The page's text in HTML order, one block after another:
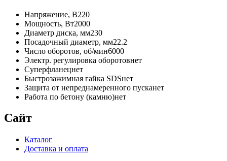
Напряжение, В220
Мощность, Вт2000
Диаметр диска, мм230
Посадочный диаметр, мм22.2
Число оборотов, об/мин6000
Электр. регулировка оборотовнет
Суперфланецнет
Быстрозажимная гайка SDSнет
Защита от непреднамеренного пусканет
Работа по бетону (камню)нет
Сайт
Каталог
Доставка и оплата